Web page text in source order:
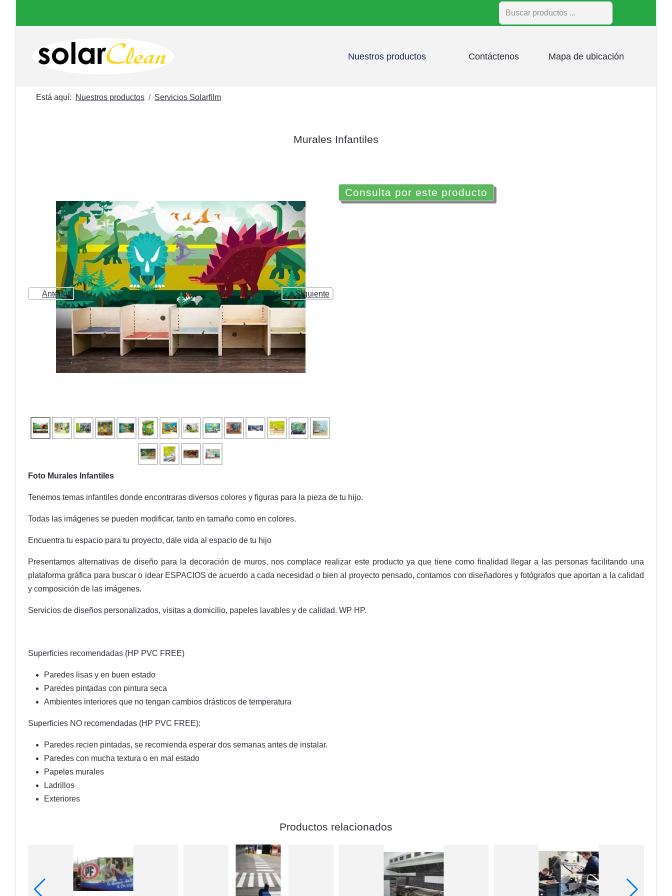
Buscar
Nuestros productos Contáctenos Mapa de ubicación
Está aquí: Nuestros productos Servicios Solarfilm
Murales Infantiles
Anterior Siguiente
Consulta por este producto
Foto Murales Infantiles
Tenemos temas infantiles donde encontraras diversos colores y figuras para la pieza de tu hijo.
Todas las imágenes se pueden modificar, tanto en tamaño como en colores.
Encuentra tu espacio para tu proyecto, dale vida al espacio de tu hijo
Presentamos alternativas de diseño para la decoración de muros, nos complace realizar este producto ya que tiene como finalidad llegar a las personas facilitando una
plataforma gráfica para buscar o idear ESPACIOS de acuerdo a cada necesidad o bien al proyecto pensado, contamos con diseñadores y fotógrafos que aportan a la calidad
y composición de las imágenes.
Servicios de diseños personalizados, visitas a domicilio, papeles lavables y de calidad. WP HP.
Superficies recomendadas (HP PVC FREE)
Paredes lisas y en buen estado
Paredes pintadas con pintura seca
Ambientes interiores que no tengan cambios drásticos de temperatura
Superficies NO recomendadas (HP PVC FREE):
Paredes recien pintadas, se recomienda esperar dos semanas antes de instalar.
Paredes con mucha textura o en mal estado
Papeles murales
Ladrillos
Exteriores
Productos relacionados